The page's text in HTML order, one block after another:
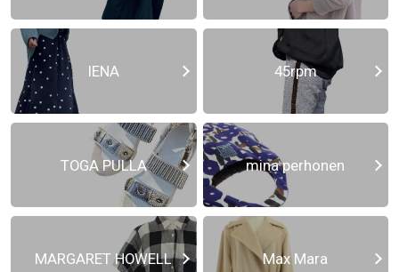
IENA 45rpm
TOGA PULLA mina perhonen
MARGARET HOWELL Max Mara